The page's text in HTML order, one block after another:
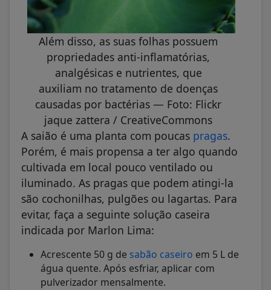
Além disso, as suas folhas possuem
propriedades anti-inflamatórias,
analgésicas e nutrientes, que
auxiliam no tratamento de doenças
causadas por bactérias — Foto: Flickr
jaque zattera / CreativeCommons
A saião é uma planta com poucas pragas.
Porém, é mais propensa a ter algo quando
cultivada em local pouco ventilado ou
iluminado. As pragas que podem atingi-la
são cochonilhas, pulgões ou lagartas. Para
evitar, faça a seguinte solução caseira
indicada por Marlon Lima:
Acrescente 50 g de sabão caseiro em 5 L de
água quente. Após esfriar, aplicar com
pulverizador mensalmente.